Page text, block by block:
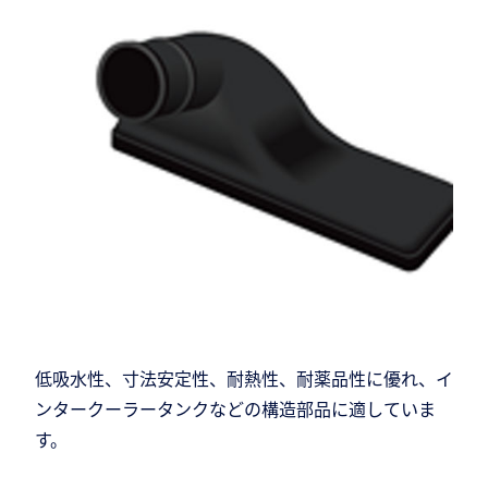
低吸水性、寸法安定性、耐熱性、耐薬品性に優れ、イ
ンタークーラータンクなどの構造部品に適していま
す。